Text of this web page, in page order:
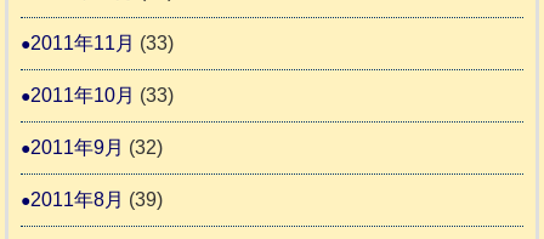
2011年11月 (33)
2011年10月 (33)
2011年9月 (32)
2011年8月 (39)